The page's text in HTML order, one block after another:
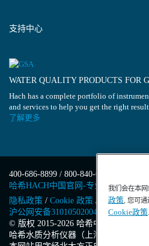
支持中心
WATER QUALITY PRODUCTS FOR
Hach has a complete portfolio of
and services to help you get the right
了解更多
400-686-8899 / 800-840-6026
哈希HACH中国官网-专业水质分析仪
隐私政策 / Cookie 政策 / Cookie 设置
沪公网安备31010502004971号/沪(浦)
© 版权 2015-2026 哈希中国版权所有
哈希水质分析仪器（上海）有限公司
我们会在本
政策, 您可通
Cookie政策.